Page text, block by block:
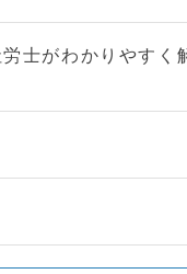
士がわかりやすく